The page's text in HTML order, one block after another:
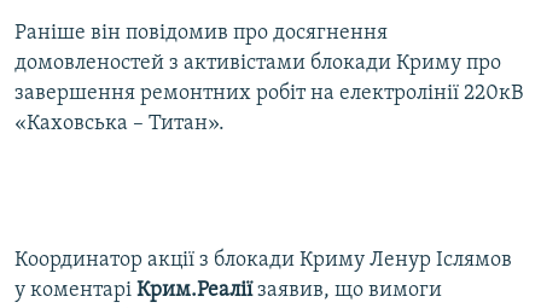
Раніше він повідомив про досягнення
домовленостей з активістами блокади Криму про
завершення ремонтних робіт на електролінії 220кВ
«Каховська – Титан».
Координатор акції з блокади Криму Ленур Іслямов
у коментарі Крим.Реаліїзаявив, що вимоги